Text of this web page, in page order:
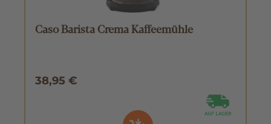
Caso Barista Crema Kaffeemühle
38,95 €